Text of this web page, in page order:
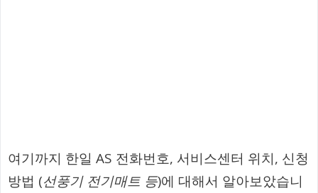
여기까지 한일 AS 전화번호, 서비스센터 위치, 신청
방법 (선풍기 전기매트 등)에 대해서 알아보았습니